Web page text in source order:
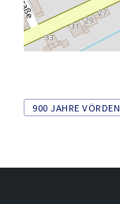
Tags
900 JAHRE VÖRDEN